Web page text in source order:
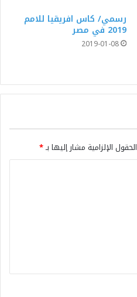
رسمي/ كاس افريقيا للامم
2019 في مصر
2019-01-08
الحقول الإلزامية مشار إليها بـ*